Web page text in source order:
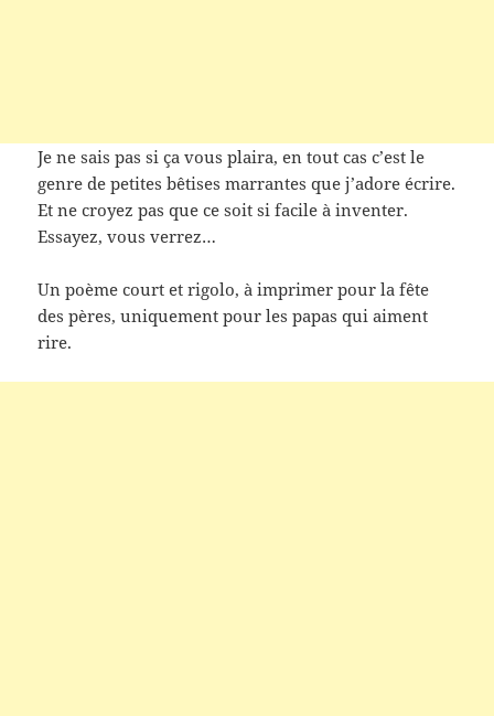
Je ne sais pas si ça vous plaira, en tout cas c’est le
genre de petites bêtises marrantes que j’adore écrire.
Et ne croyez pas que ce soit si facile à inventer.
Essayez, vous verrez…
Un poème court et rigolo, à imprimer pour la fête
des pères, uniquement pour les papas qui aiment
rire.